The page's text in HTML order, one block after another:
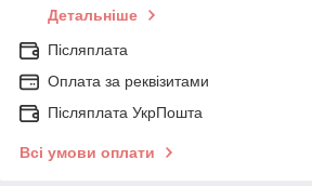
Детальніше
Післяплата
Оплата за реквізитами
Післяплата УкрПошта
Всі умови оплати